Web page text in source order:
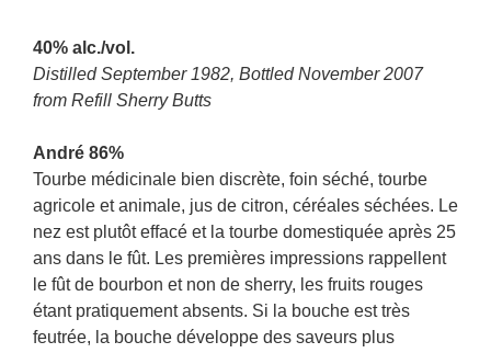
40% alc./vol.
Distilled September 1982, Bottled November 2007
from Refill Sherry Butts
André 86%
Tourbe médicinale bien discrète, foin séché, tourbe
agricole et animale, jus de citron, céréales séchées. Le
nez est plutôt effacé et la tourbe domestiquée après 25
ans dans le fût. Les premières impressions rappellent
le fût de bourbon et non de sherry, les fruits rouges
étant pratiquement absents. Si la bouche est très
feutrée, la bouche développe des saveurs plus